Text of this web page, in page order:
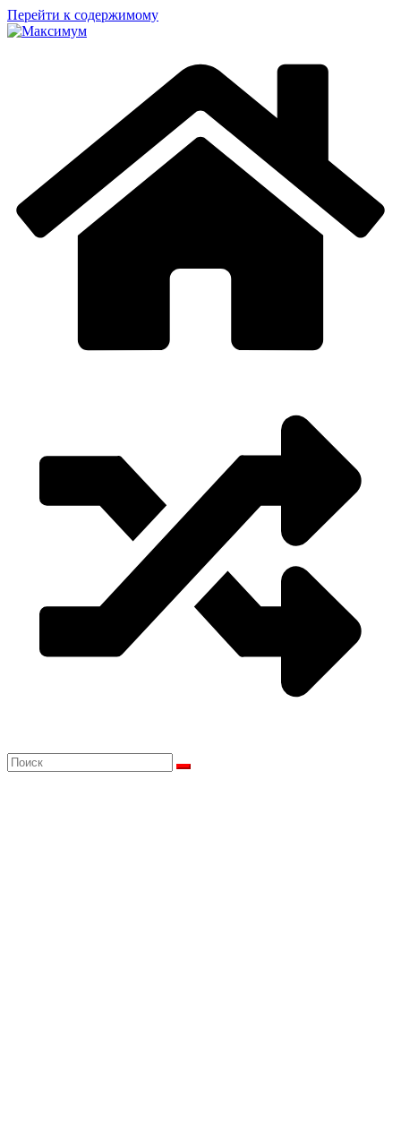
Перейти к содержимому